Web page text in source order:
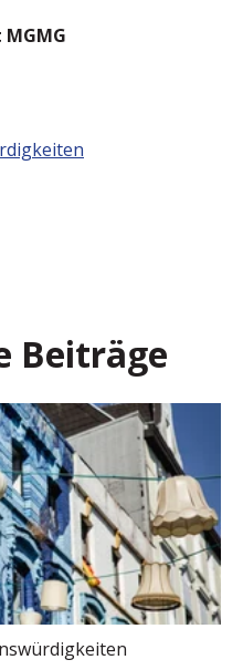
Beiträge